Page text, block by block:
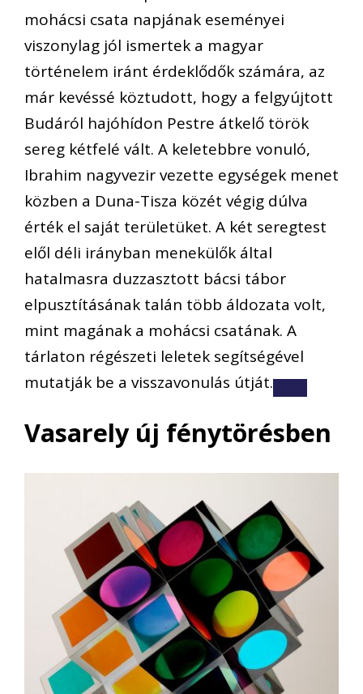
mohácsi csata napjának eseményei
viszonylag jól ismertek a magyar
történelem iránt érdeklődők számára, az
már kevéssé köztudott, hogy a felgyújtott
Budáról hajóhídon Pestre átkelő török
sereg kétfelé vált. A keletebbre vonuló,
Ibrahim nagyvezir vezette egységek menet
közben a Duna-Tisza közét végig dúlva
érték el saját területüket. A két seregtest
elől déli irányban menekülők által
hatalmasra duzzasztott bácsi tábor
elpusztításának talán több áldozata volt,
mint magának a mohácsi csatának. A
tárlaton régészeti leletek segítségével
mutatják be a visszavonulás útját.
Vasarely új fénytörésben